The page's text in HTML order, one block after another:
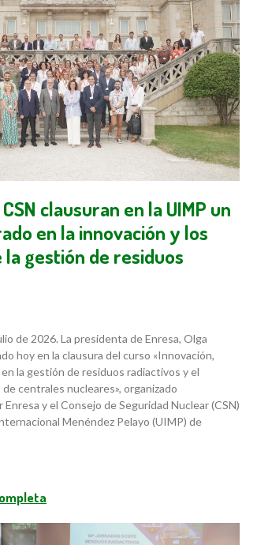
clausuran en la UIMP un
en la innovación y los
la gestión de residuos
de 2026. La presidenta de Enresa, Olga
hoy en la clausura del curso «Innovación,
la gestión de residuos radiactivos y el
centrales nucleares», organizado
y el Consejo de Seguridad Nuclear (CSN)
Menéndez Pelayo (UIMP) de